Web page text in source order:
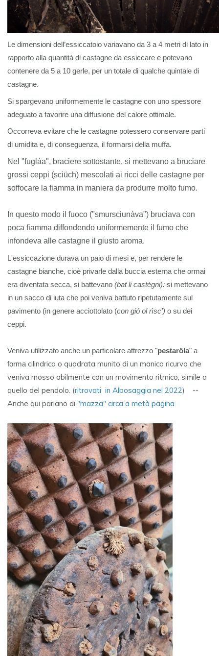
Le dimensioni dell’essiccatoio variavano da 3 a 4 metri di lato in
rapporto alla quantità di castagne da essiccare e potevano
contenere da 5 a 10 gerle, per un totale di qualche quintale di
castagne.
Si spargevano uniformemente le castagne con uno spessore
adeguato a favorire una diffusione del calore ottimale.
Occorreva evitare che le castagne potessero conservare parti
di umidita e, di conseguenza, il formarsi della muffa.
Nel "fugláa", braciere sottostante, si mettevano a bruciare
grossi ceppi (sciüch) mescolati ai ricci delle castagne per
soffocare la fiamma in maniera da produrre molto fumo.
In questo modo il fuoco ("smursciunàva") bruciava con
poca fiamma diffondendo uniformemente il fumo che
infondeva alle castagne il giusto aroma.
L'essiccazione durava un paio di mesi e, per rendere le
castagne bianche, cioè privarle dalla buccia esterna che ormai
era diventata secca, si battevano (bat li castégni): si mettevano
in un sacco di iuta che poi veniva battuto ripetutamente sul
pavimento (in genere acciottolato (con gió ol rìsc') o su dei
ceppi.
Veniva utilizzato anche un particolare attrezzo "pestaröla" a
formacilindrica o quadrata munito di un manico ricurvo che
veniva mosso abilmente con un movimento ritmico, simile a
quello del pendolo. (ritrovati in Albosaggia nel 2022) --
Anche qui parlano di "mazza" circa a metà pagina